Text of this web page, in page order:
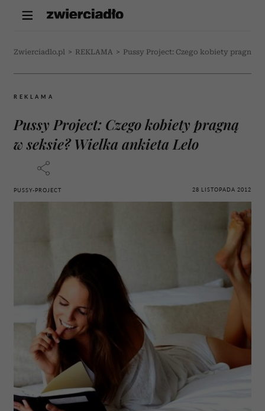
Zwierciadlo.pl > REKLAMA > Pussy Project: Czego kobiety pragną
REKLAMA
Pussy Project: Czego kobiety pragną
w seksie? Wielka ankieta Lelo
PUSSY-PROJECT 28 LISTOPADA 2012